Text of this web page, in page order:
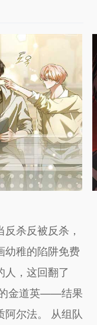
杀反被反杀，
幼稚的陷阱免费
人，这回翻了
金道英——结果
尔法。 从组队